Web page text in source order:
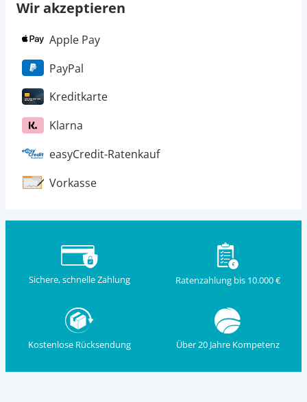
Wir akzeptieren
Apple Pay
PayPal
Kreditkarte
Klarna
easyCredit-Ratenkauf
Vorkasse
Sichere, schnelle Zahlung Ratenzahlung bis 10.000 €
Kostenlose Rücksendung Über 20 Jahre Kompetenz